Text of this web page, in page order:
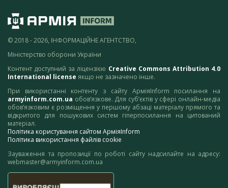
© 2018 - 2026, ІНФОРМАЦІЙНЕ АГЕНТСТВО,
Міністерство оборони України
Контент доступний за ліцензією Creative Commons Attribution 4.0
International license якщо не зазначено інше.
При використанні контенту з сайту АрміяInform посилання на
armyinform.com.ua обов’язкове. Для суб’єктів у сфері онлайн-медіа
обов’язковим є розміщення у першому абзаці матеріалу прямого та
відкритого для пошукових систем гіперпосилання на цитований
матеріал.
Політика користування сайтом АрміяInform
Політика використання файлів cookie
Зауваження та пропозиції по роботі сайту надсилайте на адресу:
webmaster@armyinform.com.ua